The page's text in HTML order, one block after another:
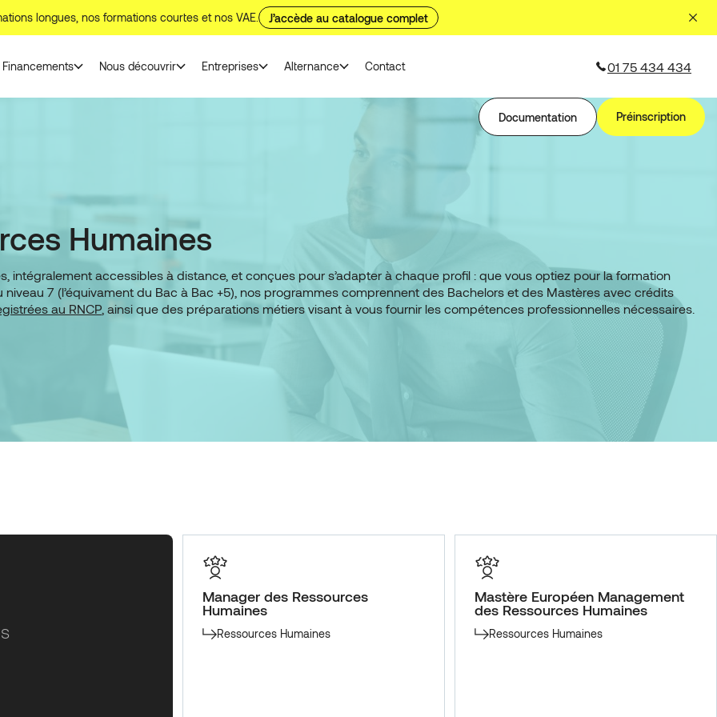
longues, nos formations courtes et nos VAE. J’accède au catalogue complet
Financements Nous découvrir Entreprises Alternance Contact 01 75 434 434
Documentation Préinscription
Humaines
intégralement accessibles à distance, et conçues pour s’adapter à chaque profil : que vous optiez pour la formation
niveau 7 (l’équivament du Bac à Bac +5), nos programmes comprennent des Bachelors et des Mastères avec crédits
au RNCP , ainsi que des préparations métiers visant à vous fournir les compétences professionnelles nécessaires.
Manager des Ressources
Humaines
Ressources Humaines
Mastère Européen Management
des Ressources Humaines
Ressources Humaines